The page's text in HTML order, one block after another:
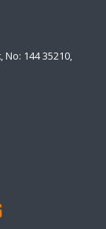
144 35210,